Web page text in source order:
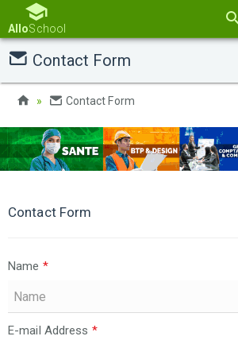
AlloSchool
Contact Form
Contact Form
Contact Form
Name *
E-mail Address *